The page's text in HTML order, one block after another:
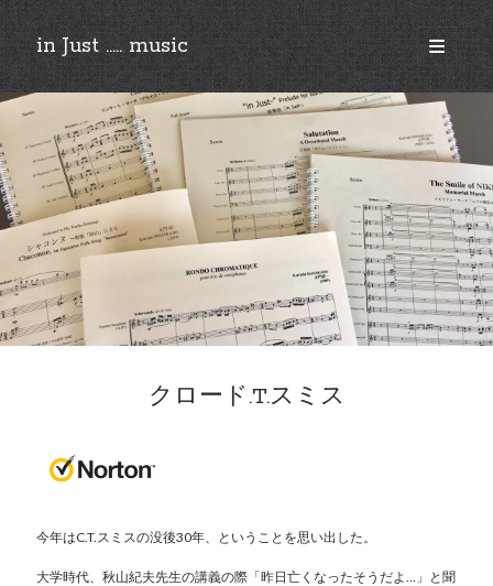
in Just ..... music
open
primary
menu
Sidebar
©︎2018-2025 by Ken’ichi MASAKADO, All rights reserved.
クロード.T.スミス
今年はC.T.スミスの没後30年、ということを思い出した。
大学時代、秋山紀夫先生の講義の際「昨日亡くなったそうだよ…」と聞